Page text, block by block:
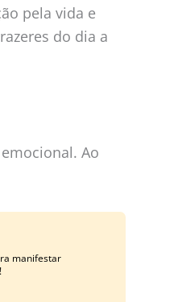
pela vida e
do dia a
Ao
manifestar